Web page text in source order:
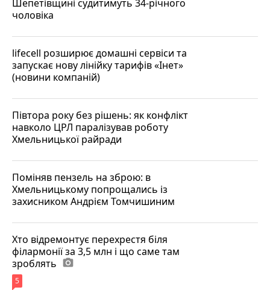
Шепетівщині судитимуть 34-річного
чоловіка
lifecell розширює домашні сервіси та
запускає нову лінійку тарифів «Інет»
(новини компаній)
Півтора року без рішень: як конфлікт
навколо ЦРЛ паралізував роботу
Хмельницької райради
Поміняв пензель на зброю: в
Хмельницькому попрощались із
захисником Андрієм Томчишиним
Хто відремонтує перехрестя біля
філармонії за 3,5 млн і що саме там
зроблять photo_camera
5